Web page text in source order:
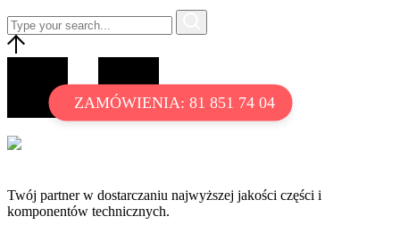
ZAMÓWIENIA: 81 851 74 04
Twój partner w dostarczaniu najwyższej jakości części i
komponentów technicznych.